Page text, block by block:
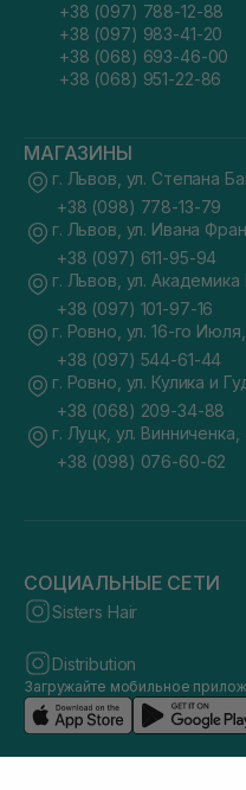
+38 (097) 788-12-88
+38 (097) 983-41-20
+38 (068) 693-46-00
+38 (068) 951-22-86
МАГАЗИНЫ
г. Львов, ул. Степана
+38 (098) 778-13-79
г. Львов, ул. Ивана
+38 (097) 611-95-94
г. Львов, ул.
+38 (097) 101-97-16
г. Ровно, ул. 16-го Июля,
+38 (097) 544-61-44
г. Ровно, ул. Кулика и
+38 (068) 209-34-88
г. Луцк, ул. Винниченка,
+38 (098) 076-60-62
СОЦИАЛЬНЫЕ СЕТИ
Sisters Hair
Distribution
Загружайте мобильное